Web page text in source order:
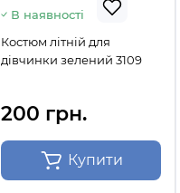
В наявності
Костюм літній для
дівчинки зелений 3109
200 грн.
Купити